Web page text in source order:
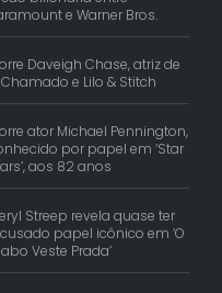
e Warner Bros.
Daveigh Chase, atriz de
e Lilo & Stitch
ator Michael Pennington,
por papel em ‘Star
aos 82 anos
Streep revela quase ter
papel icônico em ‘O
Veste Prada’